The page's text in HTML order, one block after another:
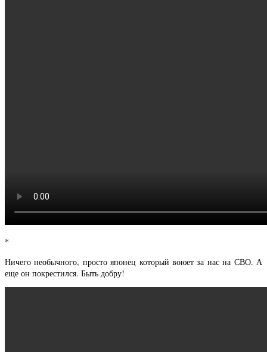
*
Ничего необычного, просто японец который воюет за нас на СВО. А
еще он покрестился. Быть добру!